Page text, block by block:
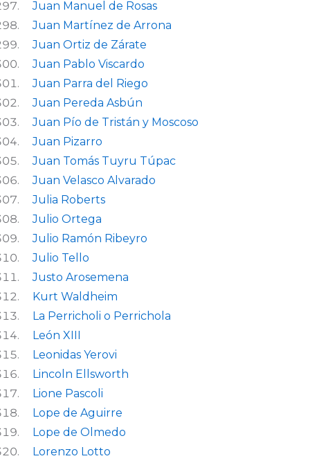
Juan Manuel de Rosas
Juan Martínez de Arrona
Juan Ortiz de Zárate
Juan Pablo Viscardo
Juan Parra del Riego
Juan Pereda Asbún
Juan Pío de Tristán y Moscoso
Juan Pizarro
Juan Tomás Tuyru Túpac
Juan Velasco Alvarado
Julia Roberts
Julio Ortega
Julio Ramón Ribeyro
Julio Tello
Justo Arosemena
Kurt Waldheim
La Perricholi o Perrichola
León XIII
Leonidas Yerovi
Lincoln Ellsworth
Lione Pascoli
Lope de Aguirre
Lope de Olmedo
Lorenzo Lotto